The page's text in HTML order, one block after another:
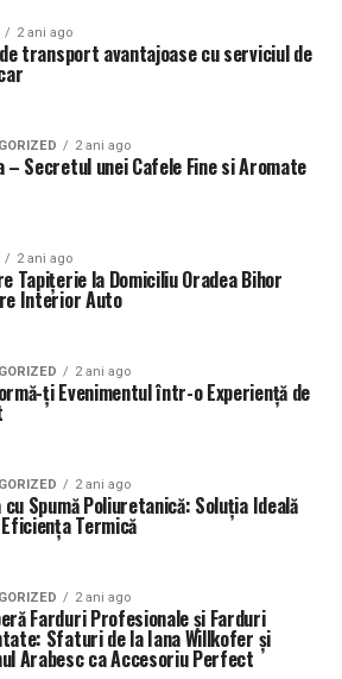
2 ani ago
transport avantajoase cu serviciul de
2 ani ago
– Secretul unei Cafele Fine si Aromate
2 ani ago
Tapițerie la Domiciliu Oradea Bihor
Interior Auto
2 ani ago
ți Evenimentul într-o Experiență de
2 ani ago
Spumă Poliuretanică: Soluția Ideală
Termică
2 ani ago
Farduri Profesionale și Farduri
Sfaturi de la Iana Willkofer și
Arabesc ca Accesoriu Perfect